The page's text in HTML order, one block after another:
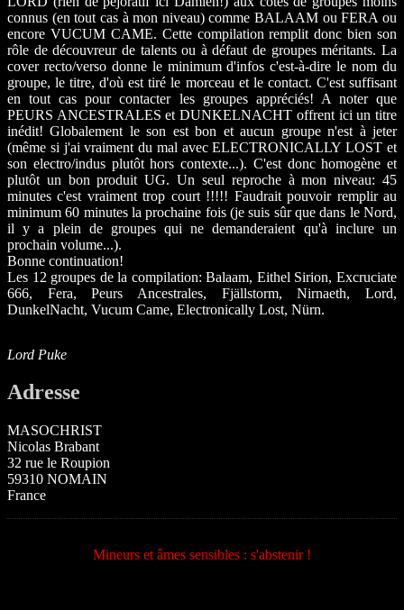
connus (en tout cas à mon niveau) comme BALAAM ou FERA ou
encore VUCUM CAME. Cette compilation remplit donc bien son
rôle de découvreur de talents ou à défaut de groupes méritants. La
cover recto/verso donne le minimum d'infos c'est-à-dire le nom du
groupe, le titre, d'où est tiré le morceau et le contact. C'est suffisant
en tout cas pour contacter les groupes appréciés! A noter que
PEURS ANCESTRALES et DUNKELNACHT offrent ici un titre
inédit! Globalement le son est bon et aucun groupe n'est à jeter
(même si j'ai vraiment du mal avec ELECTRONICALLY LOST et
son electro/indus plutôt hors contexte...). C'est donc homogène et
plutôt un bon produit UG. Un seul reproche à mon niveau: 45
minutes c'est vraiment trop court !!!!! Faudrait pouvoir remplir au
minimum 60 minutes la prochaine fois (je suis sûr que dans le Nord,
il y a plein de groupes qui ne demanderaient qu'à inclure un
prochain volume...).
Bonne continuation!
Les 12 groupes de la compilation: Balaam, Eithel Sirion, Excruciate
666, Fera, Peurs Ancestrales, Fjällstorm, Nirnaeth, Lord,
DunkelNacht, Vucum Came, Electronically Lost, Nürn.
Lord Puke
Adresse
MASOCHRIST
Nicolas Brabant
32 rue le Roupion
59310 NOMAIN
France
Mineurs et âmes sensibles : s'abstenir !